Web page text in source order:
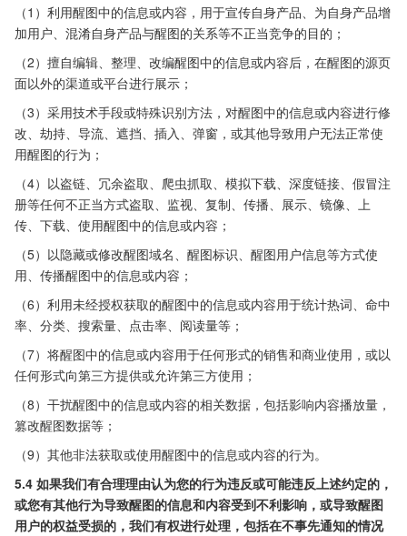
（1）利用醒图中的信息或内容，用于宣传自身产品、为自身产品增
加用户、混淆自身产品与醒图的关系等不正当竞争的目的；
（2）擅自编辑、整理、改编醒图中的信息或内容后，在醒图的源页
面以外的渠道或平台进行展示；
（3）采用技术手段或特殊识别方法，对醒图中的信息或内容进行修
改、劫持、导流、遮挡、插入、弹窗，或其他导致用户无法正常使
用醒图的行为；
（4）以盗链、冗余盗取、爬虫抓取、模拟下载、深度链接、假冒注
册等任何不正当方式盗取、监视、复制、传播、展示、镜像、上
传、下载、使用醒图中的信息或内容；
（5）以隐藏或修改醒图域名、醒图标识、醒图用户信息等方式使
用、传播醒图中的信息或内容；
（6）利用未经授权获取的醒图中的信息或内容用于统计热词、命中
率、分类、搜索量、点击率、阅读量等；
（7）将醒图中的信息或内容用于任何形式的销售和商业使用，或以
任何形式向第三方提供或允许第三方使用；
（8）干扰醒图中的信息或内容的相关数据，包括影响内容播放量，
篡改醒图数据等；
（9）其他非法获取或使用醒图中的信息或内容的行为。
5.4 如果我们有合理理由认为您的行为违反或可能违反上述约定的，
或您有其他行为导致醒图的信息和内容受到不利影响，或导致醒图
用户的权益受损的，我们有权进行处理，包括在不事先通知的情况